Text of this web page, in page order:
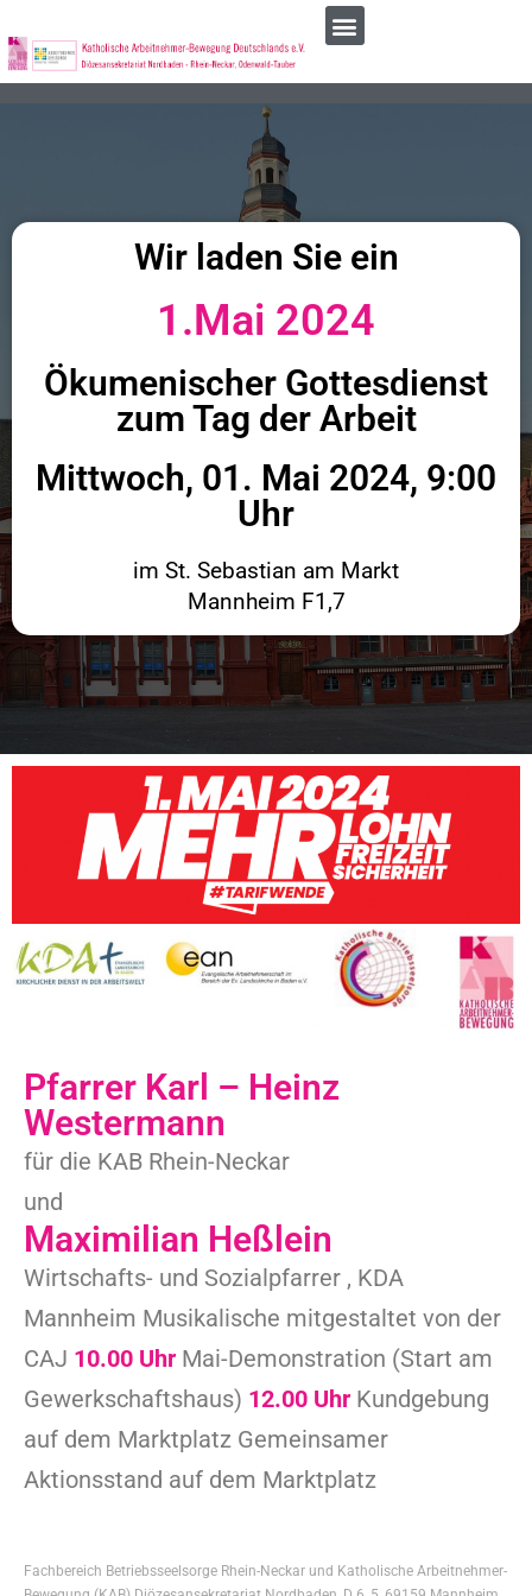
Wir laden Sie ein
1.Mai 2024
Ökumenischer Gottesdienst
zum Tag der Arbeit
Mittwoch, 01. Mai 2024, 9:00
Uhr
im St. Sebastian am Markt
Mannheim F1,7
Pfarrer Karl – Heinz
Westermann
für die KAB Rhein-Neckar
und
Maximilian Heßlein
Wirtschafts- und Sozialpfarrer , KDA
Mannheim Musikalische mitgestaltet von der
CAJ 10.00 Uhr Mai-Demonstration (Start am
Gewerkschaftshaus) 12.00 Uhr Kundgebung
auf dem Marktplatz Gemeinsamer
Aktionsstand auf dem Marktplatz
Fachbereich Betriebsseelsorge Rhein-Neckar und Katholische Arbeitnehmer-